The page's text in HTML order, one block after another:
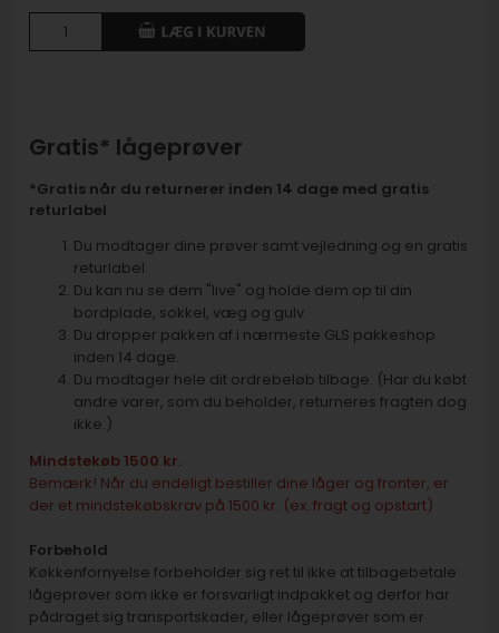
Gratis* lågeprøver
*Gratis når du returnerer inden 14 dage med gratis
returlabel
Du modtager dine prøver samt vejledning og en gratis
returlabel.
Du kan nu se dem "live" og holde dem op til din
bordplade, sokkel, væg og gulv.
Du dropper pakken af i nærmeste GLS pakkeshop
inden 14 dage.
Du modtager hele dit ordrebeløb tilbage. (Har du købt
andre varer, som du beholder, returneres fragten dog
ikke.)
Mindstekøb 1500 kr.
Bemærk! Når du endeligt bestiller dine låger og fronter, er
der et mindstekøbskrav på 1500 kr. (ex. fragt og opstart)
Forbehold
Køkkenfornyelse forbeholder sig ret til ikke at tilbagebetale
lågeprøver som ikke er forsvarligt indpakket og derfor har
pådraget sig transportskader, eller lågeprøver som er